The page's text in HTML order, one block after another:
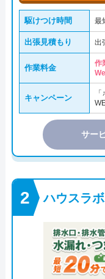
駆けつけ時間 最
出張見積もり 出
作業料金
作
キャンペーン
サー
ハウスラ